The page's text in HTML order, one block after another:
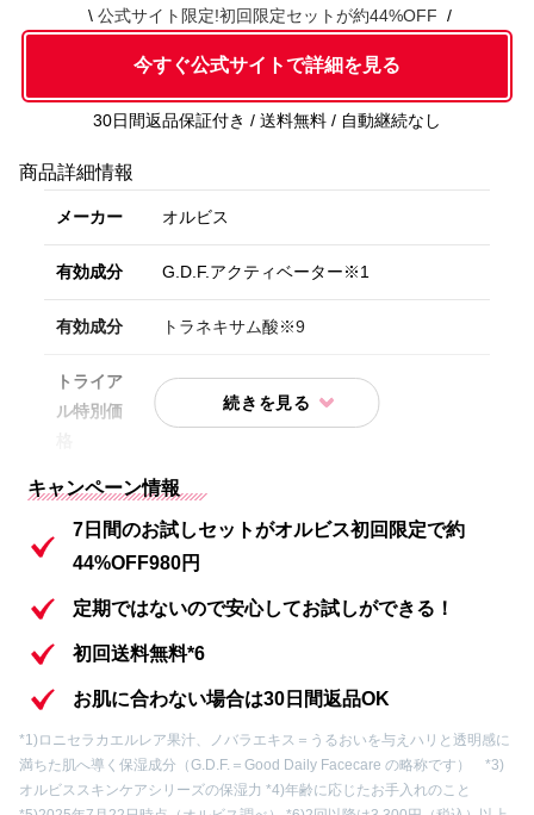
公式サイト限定!初回限定セットが約44%OFF
今すぐ公式サイトで詳細を見る
30日間返品保証付き / 送料無料 / 自動継続なし
商品詳細情報
メーカー オルビス
有効成分 G.D.F.アクティベーター※1
有効成分 トラネキサム酸※9
トライア
ル特別価
初回限定980円(送料無料）
内容① 化粧水 7日間分
保湿液 7日間分
内容③ 洗顔料 7日間分
内容④ オルビス ザ リンクルセラム7日間分
内容⑤ クレンジングパウチ1包
内容⑥ オリジナル吸水アームバンド
キャンペーン情報
7日間のお試しセットがオルビス初回限定で約
44%OFF980円
定期ではないので安心してお試しができる！
初回送料無料*6
お肌に合わない場合は30日間返品OK
*1)ロニセラカエルレア果汁、ノバラエキス＝うるおいを与えハリと透明感に
満ちた肌へ導く保湿成分（G.D.F.＝Good Daily Facecare の略称です） *3)
オルビススキンケアシリーズの保湿力 *4)年齢に応じたお手入れのこと